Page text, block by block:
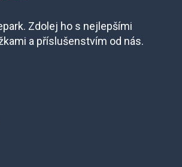
Zdolej ho s nejlepšími
a příslušenstvím od nás.